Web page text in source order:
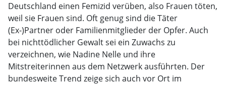
Deutschland einen Femizid verüben, also Frauen töten,
weil sie Frauen sind. Oft genug sind die Täter
(Ex-)Partner oder Familienmitglieder der Opfer. Auch
bei nichttödlicher Gewalt sei ein Zuwachs zu
verzeichnen, wie Nadine Nelle und ihre
Mitstreiterinnen aus dem Netzwerk ausführten. Der
bundesweite Trend zeige sich auch vor Ort im